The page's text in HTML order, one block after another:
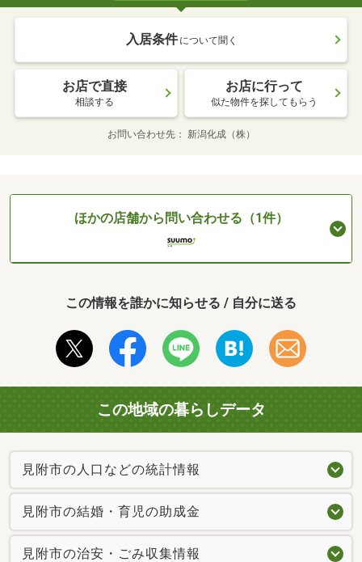
入居条件 について聞く
お店で直接
相談する
お店に行って
似た物件を探してもらう
お問い合わせ先 新潟化成（株）
ほかの店舗から問い合わせる（1件）
この情報を誰かに知らせる / 自分に送る
この地域の暮らしデータ
見附市の人口などの統計情報
見附市の結婚・育児の助成金
見附市の治安・ごみ収集情報